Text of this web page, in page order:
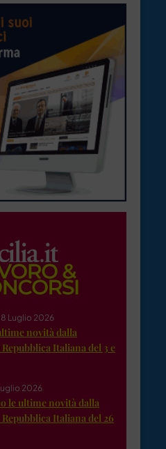
Luglio 2026
novità dalla
Italiana del 3 e
2026
le ultime novità dalla
Italiana del 26